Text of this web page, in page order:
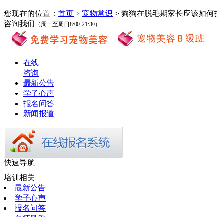
您现在的位置： 首页 > 宠物常识 > 狗狗在脱毛期家长应该如何
咨询我们 （周一至周日8:00-21:30）
在线
咨询
最新公告
学子心声
报名问答
新闻报道
快速导航
培训相关
最新公告
学子心声
报名问答